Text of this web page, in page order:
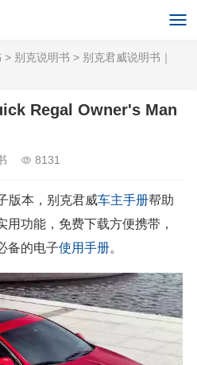
> 别克说明书 > 别克君威说明书｜
Regal Owner's Man
8131
版本，别克君威车主手册帮助
功能，免费下载方便携带，
备的电子使用手册。